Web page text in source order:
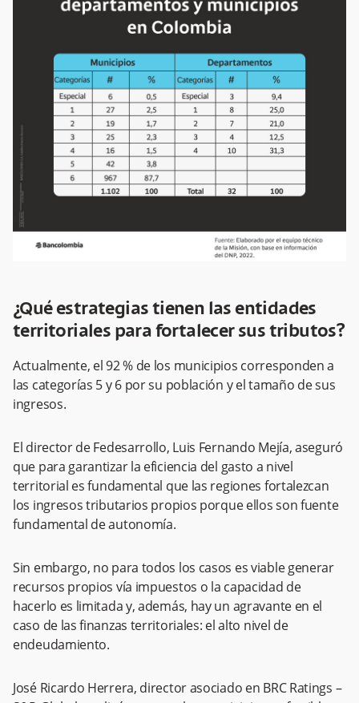
¿Qué estrategias tienen las entidades
territoriales para fortalecer sus tributos?
Actualmente, el 92 % de los municipios corresponden a
las categorías 5 y 6 por su población y el tamaño de sus
ingresos.
El director de Fedesarrollo, Luis Fernando Mejía, aseguró
que para garantizar la eficiencia del gasto a nivel
territorial es fundamental que las regiones fortalezcan
los ingresos tributarios propios porque ellos son fuente
fundamental de autonomía.
Sin embargo, no para todos los casos es viable generar
recursos propios vía impuestos o la capacidad de
hacerlo es limitada y, además, hay un agravante en el
caso de las finanzas territoriales: el alto nivel de
endeudamiento.
José Ricardo Herrera, director asociado en BRC Ratings –